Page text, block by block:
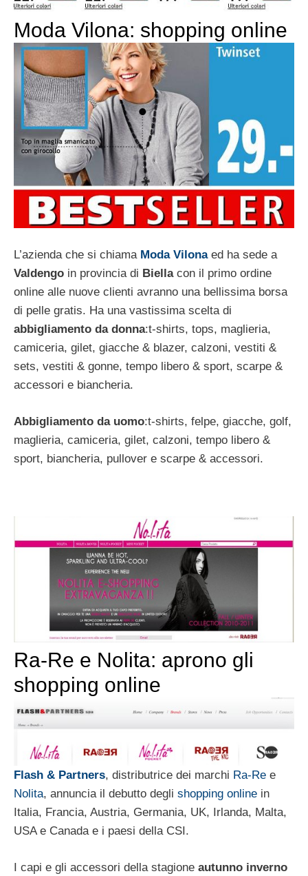
Moda Vilona: shopping online
L’azienda che si chiama Moda Vilonaed ha sede a
Valdengo in provincia di Biellacon il primo ordine
online alle nuove clienti avranno una bellissima borsa
di pelle gratis. Ha una vastissima scelta di
abbigliamento da donna:t-shirts, tops, maglieria,
camiceria, gilet, giacche & blazer, calzoni, vestiti &
sets, vestiti & gonne, tempo libero & sport, scarpe &
accessori e biancheria.
Abbigliamento da uomo:t-shirts, felpe, giacche, golf,
maglieria, camiceria, gilet, calzoni, tempo libero &
sport, biancheria, pullover e scarpe & accessori.
Ra-Re e Nolita: aprono gli
shopping online
Flash & Partners, distributrice dei marchi Ra-Re e
Nolita, annuncia il debutto degli shopping online in
Italia, Francia, Austria, Germania, UK, Irlanda, Malta,
USA e Canada e i paesi della CSI.
I capi e gli accessori della stagione autunno inverno